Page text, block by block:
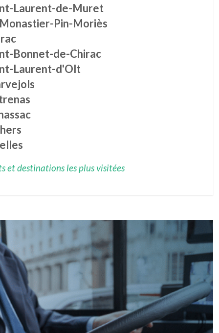
Laurent-de-Muret
Pin-Moriès
Bonnet-de-Chirac
Laurent-d'Olt
et destinations les plus visitées